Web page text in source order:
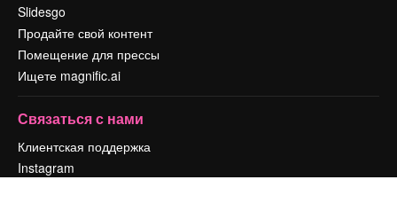
Slidesgo
Продайте свой контент
Помещение для прессы
Ищете magnific.ai
Связаться с нами
Клиентская поддержка
Instagram